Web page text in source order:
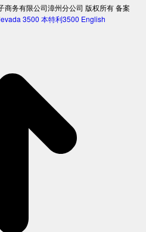
务有限公司漳州分公司 版权所有 备案
3500 本特利3500 English